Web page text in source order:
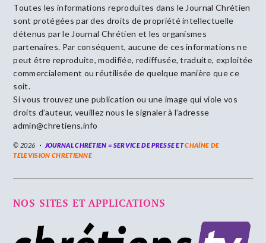
Toutes les informations reproduites dans le Journal Chrétien
sont protégées par des droits de propriété intellectuelle
détenus par le Journal Chrétien et les organismes
partenaires. Par conséquent, aucune de ces informations ne
peut être reproduite, modifiée, rediffusée, traduite, exploitée
commercialement ou réutilisée de quelque manière que ce
soit.
Si vous trouvez une publication ou une image qui viole vos
droits d’auteur, veuillez nous le signaler à l’adresse
admin@chretiens.info
© 2026 JOURNAL CHRÉTIEN = SERVICE DE PRESSE ETCHAÎNE DE
TELEVISION CHRETIENNE
NOS SITES ET APPLICATIONS